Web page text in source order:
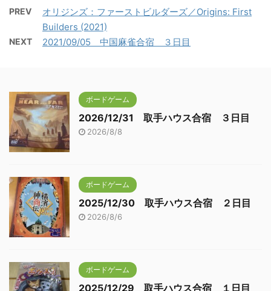
PREV
オリジンズ：ファーストビルダーズ／Origins: First
Builders (2021)
NEXT 2021/09/05 中国麻雀合宿 ３日目
ボードゲーム
2026/12/31 取手ハウス合宿 ３日目
2026/8/8
ボードゲーム
2025/12/30 取手ハウス合宿 ２日目
2026/8/6
ボードゲーム
2025/12/29 取手ハウス合宿 １日目